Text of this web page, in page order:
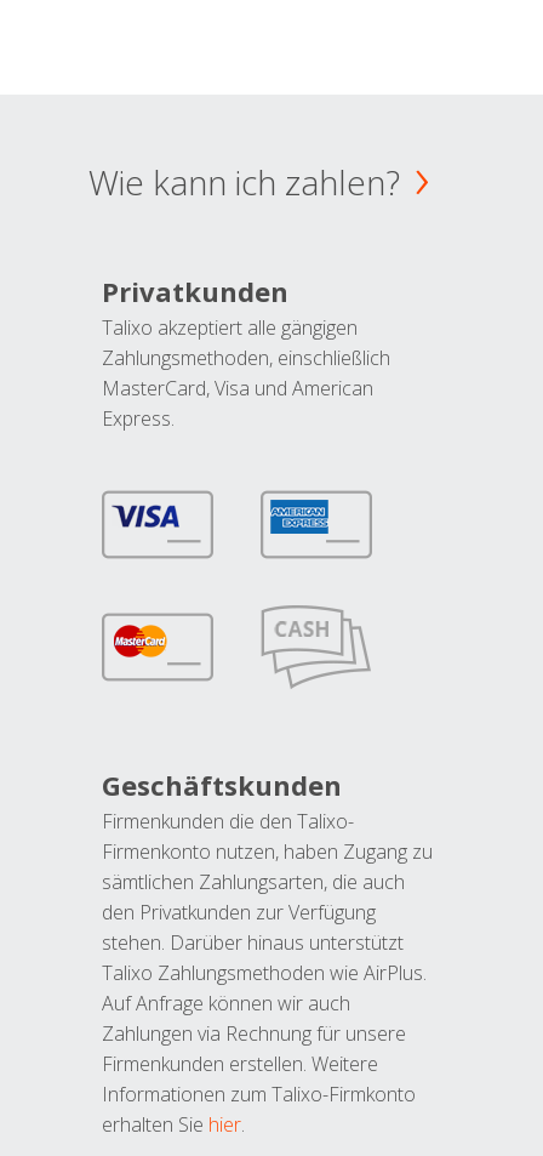
Wie kann ich zahlen?
Privatkunden
Talixo akzeptiert alle gängigen
Zahlungsmethoden, einschließlich
MasterCard, Visa und American
Express.
Geschäftskunden
Firmenkunden die den Talixo-
Firmenkonto nutzen, haben Zugang zu
sämtlichen Zahlungsarten, die auch
den Privatkunden zur Verfügung
stehen. Darüber hinaus unterstützt
Talixo Zahlungsmethoden wie AirPlus.
Auf Anfrage können wir auch
Zahlungen via Rechnung für unsere
Firmenkunden erstellen. Weitere
Informationen zum Talixo-Firmkonto
erhalten Sie hier.